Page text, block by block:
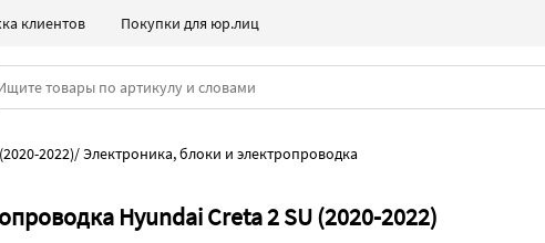
клиентов Покупки для юр.лиц
2022)/Электроника, блоки и электропроводка
Hyundai Creta 2 SU (2020-2022)